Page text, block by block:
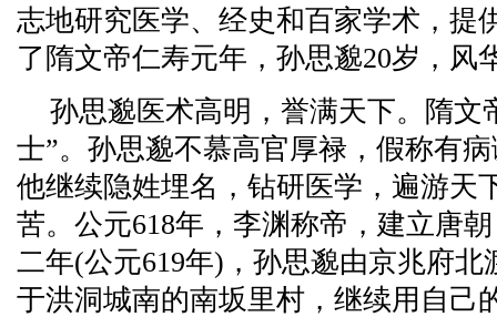
志地研究医学、经史和百家学术，提
了隋文帝仁寿元年，孙思邈20岁，风
孙思邈医术高明，誉满天下。隋文
士”。孙思邈不慕高官厚禄，假称有
他继续隐姓埋名，钻研医学，遍游天
苦。公元618年，李渊称帝，建立唐
二年(公元619年)，孙思邈由京兆府
于洪洞城南的南坂里村，继续用自己